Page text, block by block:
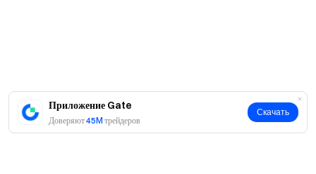
Приложение Gate
Доверяют45M трейдеров
Скачать